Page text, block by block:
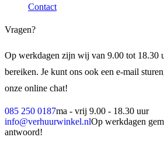
Contact
Vragen?
Op werkdagen zijn wij van 9.00 tot 18.30
bereiken. Je kunt ons ook een e-mail
onze online chat!
085 250 0187ma - vrij 9.00 - 18.30 uur
info@verhuurwinkel.nlOp werkdagen
antwoord!